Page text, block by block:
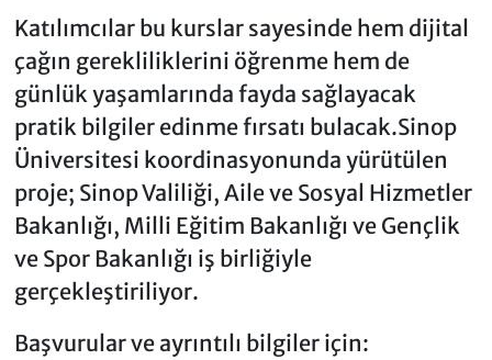
Katılımcılar bu kurslar sayesinde hem dijital
çağın gerekliliklerini öğrenme hem de
günlük yaşamlarında fayda sağlayacak
pratik bilgiler edinme fırsatı bulacak.Sinop
Üniversitesi koordinasyonunda yürütülen
proje; Sinop Valiliği, Aile ve Sosyal Hizmetler
Bakanlığı, Milli Eğitim Bakanlığı ve Gençlik
ve Spor Bakanlığı iş birliğiyle
gerçekleştiriliyor.
Başvurular ve ayrıntılı bilgiler için: